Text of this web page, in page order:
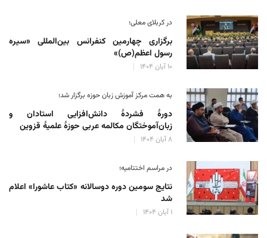
در کربلای معلی؛
برگزاری چهارمین کنفرانس بین‌المللی «سیره
رسول اعظم(ص)»
۱۰ آبان ۱۴۰۴
به همت مرکز آموزش زبان حوزه‌ برگزار شد؛
دورهٔ فشردهٔ دانش‌افزایی استادان و
زبان‌آموختگان مکالمه عربی حوزهٔ علمیهٔ قزوین
۸ آبان ۱۴۰۴
در مراسم اختتامیه؛
نتایج سومین دوره‌ دوسالانه‌ «کتاب عاشورا» اعلام
شد
۱ آبان ۱۴۰۴